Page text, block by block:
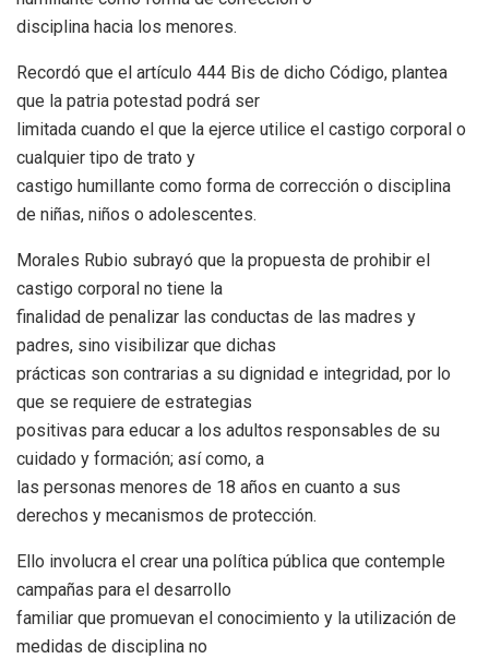
disciplina hacia los menores.
Recordó que el artículo 444 Bis de dicho Código, plantea
que la patria potestad podrá ser
limitada cuando el que la ejerce utilice el castigo corporal o
cualquier tipo de trato y
castigo humillante como forma de corrección o disciplina
de niñas, niños o adolescentes.
Morales Rubio subrayó que la propuesta de prohibir el
castigo corporal no tiene la
finalidad de penalizar las conductas de las madres y
padres, sino visibilizar que dichas
prácticas son contrarias a su dignidad e integridad, por lo
que se requiere de estrategias
positivas para educar a los adultos responsables de su
cuidado y formación; así como, a
las personas menores de 18 años en cuanto a sus
derechos y mecanismos de protección.
Ello involucra el crear una política pública que contemple
campañas para el desarrollo
familiar que promuevan el conocimiento y la utilización de
medidas de disciplina no